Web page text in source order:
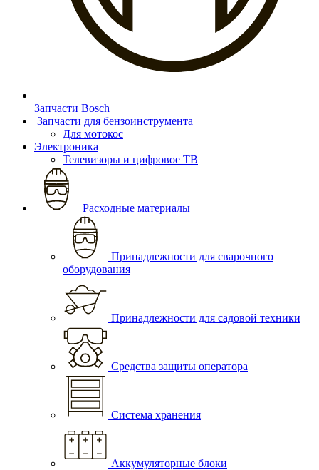
Запчасти Bosch
Запчасти для бензоинструмента
Для мотокос
Электроника
Телевизоры и цифровое ТВ
Расходные материалы
Принадлежности для сварочного
оборудования
Принадлежности для садовой техники
Средства защиты оператора
Система хранения
Аккумуляторные блоки